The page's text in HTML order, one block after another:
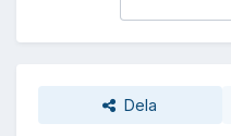
Dela